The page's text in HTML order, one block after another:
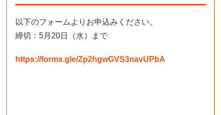
以下のフォームよりお申込みください。
締切：5月20日（水）まで
https://forms.gle/Zp2hgwGVS3navUPbA